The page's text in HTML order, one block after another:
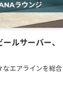
ルサーバー、
なエアラインを総合